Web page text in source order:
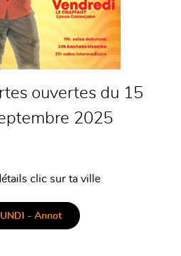
ouvertes du 15
2025
clic sur ta ville
- Annot